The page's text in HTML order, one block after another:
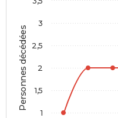
Personnes décédées
1
1,5
2
2,5
3